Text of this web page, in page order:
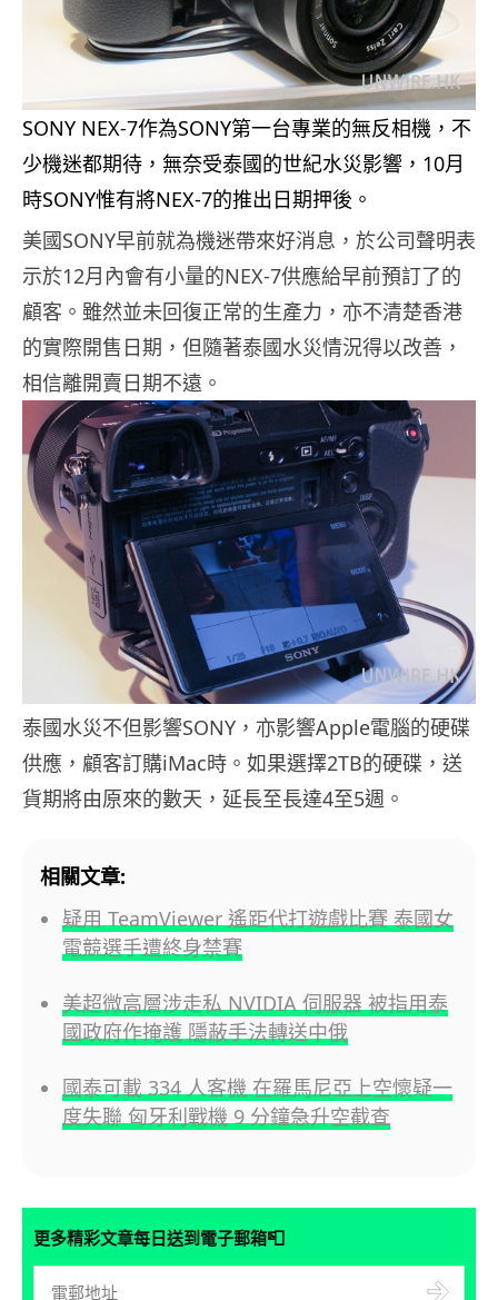
SONY NEX-7作為SONY第一台專業的無反相機，不
少機迷都期待，無奈受泰國的世紀水災影響，10月
時SONY惟有將NEX-7的推出日期押後。
美國SONY早前就為機迷帶來好消息，於公司聲明表
示於12月內會有小量的NEX-7供應給早前預訂了的
顧客。雖然並未回復正常的生產力，亦不清楚香港
的實際開售日期，但隨著泰國水災情況得以改善，
相信離開賣日期不遠。
泰國水災不但影響SONY，亦影響Apple電腦的硬碟
供應，顧客訂購iMac時。如果選擇2TB的硬碟，送
貨期將由原來的數天，延長至長達4至5週。
相關文章:
疑用 TeamViewer 遙距代打遊戲比賽 泰國女
電競選手遭終身禁賽
美超微高層涉走私 NVIDIA 伺服器 被指用泰
國政府作掩護 隱蔽手法轉送中俄
國泰可載 334 人客機 在羅馬尼亞上空懷疑一
度失聯 匈牙利戰機 9 分鐘急升空截查
更多精彩文章每日送到電子郵箱📮